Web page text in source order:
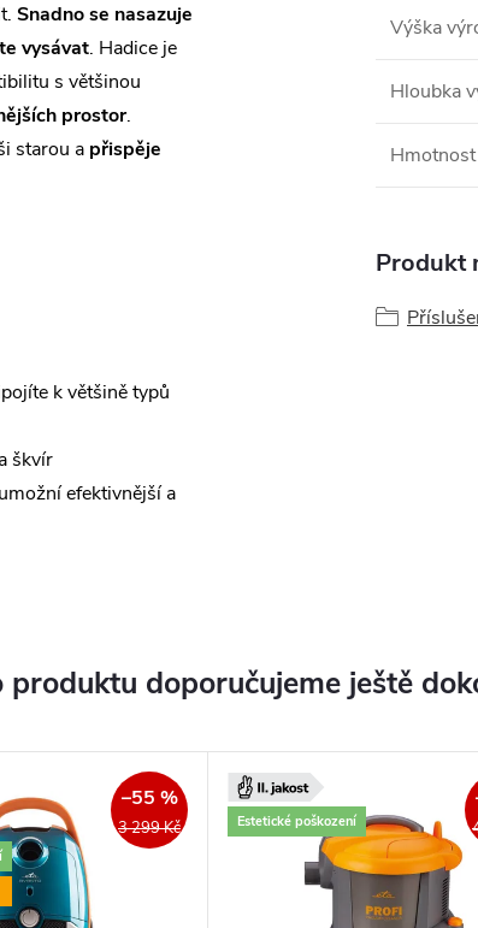
Snadno se nasazuje
vysávat. Hadice je
s většinou
prostor.
starou a přispěje
k většině typů
škvír
efektivnější a
Výška
Hloubka
Produkt
produktu doporučujeme ještě
3 299 Kč
–55 %
Estetické poškození